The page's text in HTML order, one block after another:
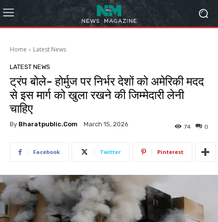
Home Latest News
LATEST NEWS
ट्रंप बोले- होर्मुज पर निर्भर देशों को अमेरिकी मदद
से इस मार्ग को खुला रखने की जिम्मेदारी लेनी
चाहिए
By Bharatpublic.com March 15, 2026 0
74
Facebook Twitter Pinterest